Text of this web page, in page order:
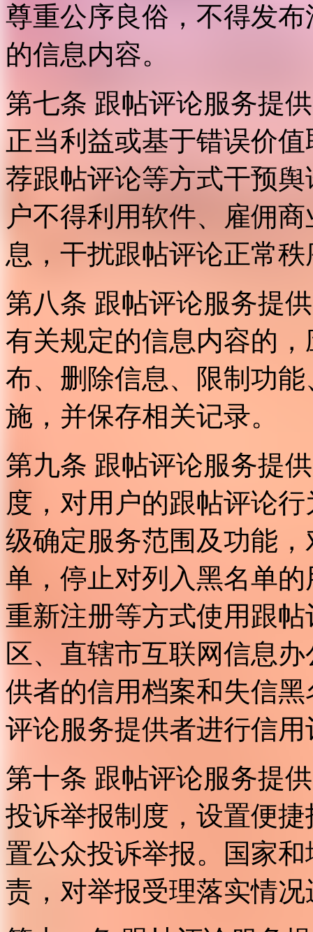
尊重公序良俗，不得发
的信息内容。
第七条 跟帖评论服务提
正当利益或基于错误价
荐跟帖评论等方式干预
户不得利用软件、雇佣
息，干扰跟帖评论正常
第八条 跟帖评论服务提
有关规定的信息内容的
布、删除信息、限制功
施，并保存相关记录。
第九条 跟帖评论服务提
度，对用户的跟帖评论
级确定服务范围及功能
单，停止对列入黑名单
重新注册等方式使用跟
区、直辖市互联网信息
供者的信用档案和失信
评论服务提供者进行信用
第十条 跟帖评论服务提
投诉举报制度，设置便
置公众投诉举报。国家
责，对举报受理落实情